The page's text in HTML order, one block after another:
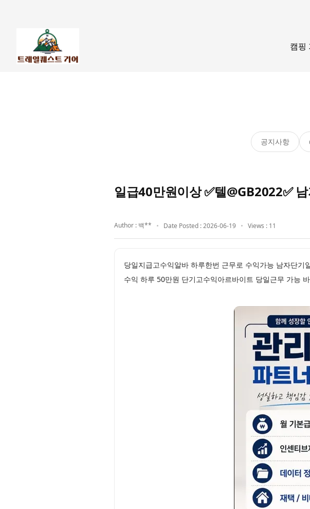
캠핑
공지사항
일급40만원이상 ✅텔@GB2022✅
Author : 백** Date Posted : 2026-06-19 Views : 11
당일지급고수익알바 하루한번 근무로 수익가능 남자단
수익 하루 50만원 단기고수익아르바이트 당일근무 가능